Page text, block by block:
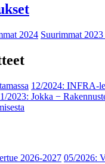
2024 Suurimmat 2023
12/2024: INFRA-
2023: Jokka −
2026-2027 05/2026: